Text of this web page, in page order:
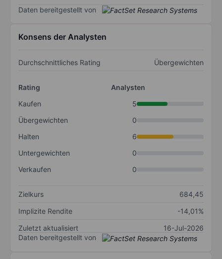
Daten bereitgestellt von
Konsens der Analysten
Durchschnittliches Rating Übergewichten
Rating
Analysten
Kaufen
5
Übergewichten
0
Halten
6
Untergewichten
0
Verkaufen
0
Zielkurs
684,45
Implizite Rendite
-14,01%
Zuletzt aktualisiert
16-Jul-2026
Daten bereitgestellt von